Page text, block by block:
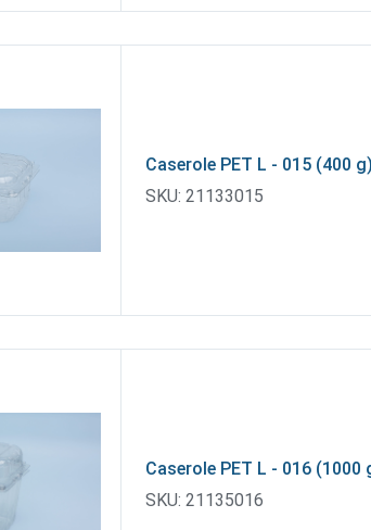
Caserole PET L - 015 (400
SKU: 21133015
Caserole PET L - 016 (1000
SKU: 21135016